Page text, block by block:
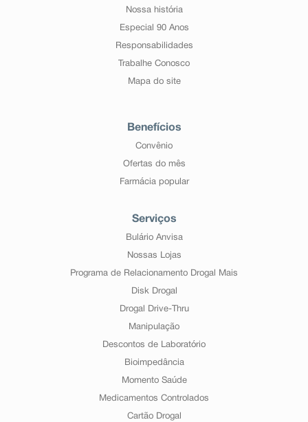
Nossa história
Especial 90 Anos
Responsabilidades
Trabalhe Conosco
Mapa do site
Benefícios
Convênio
Ofertas do mês
Farmácia popular
Serviços
Bulário Anvisa
Nossas Lojas
Programa de Relacionamento Drogal Mais
Disk Drogal
Drogal Drive-Thru
Manipulação
Descontos de Laboratório
Bioimpedância
Momento Saúde
Medicamentos Controlados
Cartão Drogal